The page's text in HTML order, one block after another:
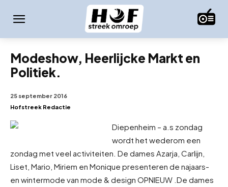
Modeshow, Heerlijcke Markt en
Politiek.
25 september 2016
Hofstreek Redactie
Diepenheim – a.s zondag
wordt het wederom een
zondag met veel activiteiten. De dames Azarja, Carlijn,
Liset, Mario, Miriem en Monique presenteren de najaars-
en wintermode van mode & design OPNIEUW . De dames